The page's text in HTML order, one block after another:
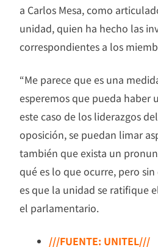
a Carlos Mesa, como
unidad, quien ha hecho las
correspondientes a los
“Me parece que es una
esperemos que pueda haber
este caso de los liderazgos
oposición, se puedan limar
también que exista un
qué es lo que ocurre, pero
es que la unidad se ratifique
el parlamentario.
///FUENTE: UNITEL///